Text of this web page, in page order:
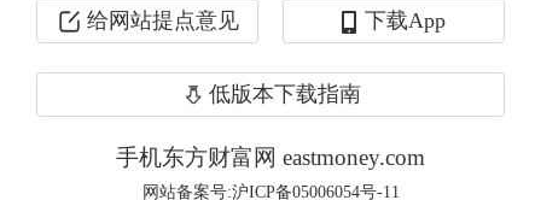
市公司建立内幕信息知情人登记管理制
度的规定》，上市公司发现内幕信息知
建议他人利用内幕信息进行交易的，应
给网站提点意见 下载App
低版本下载指南
手机东方财富网 eastmoney.com
网站备案号:沪ICP备05006054号-11